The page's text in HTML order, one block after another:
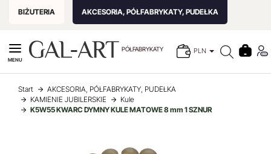
BIŻUTERIA AKCESORIA, PÓŁFABRYKATY, PUDEŁKA
PÓŁFABRYKATY PLN
MENU
Start
AKCESORIA, PÓŁFABRYKATY, PUDEŁKA
KAMIENIE JUBILERSKIE
Kule
K5W55 KWARC DYMNY KULE MATOWE 8 mm 1 SZNUR